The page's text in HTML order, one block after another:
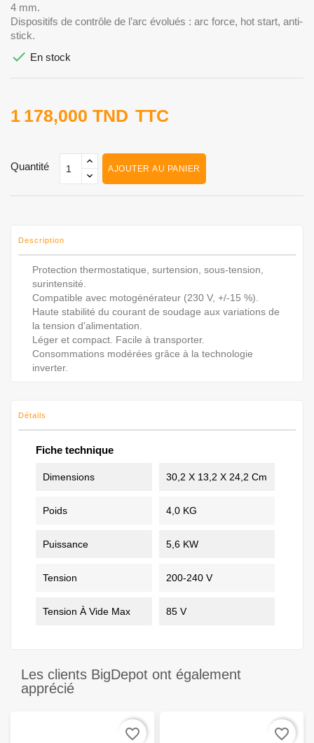
4 mm.
Dispositifs de contrôle de l’arc évolués : arc force, hot start, anti-
stick.
 En stock
1 178,000 TND TTC
Quantité AJOUTER AU PANIER
Description
Protection thermostatique, surtension, sous-tension,
surintensité.
Compatible avec motogénérateur (230 V, +/-15 %).
Haute stabilité du courant de soudage aux variations de
la tension d'alimentation.
Léger et compact. Facile à transporter.
Consommations modérées grâce à la technologie
inverter.
Détails
Fiche technique
Dimensions 30,2 X 13,2 X 24,2 Cm
Poids 4,0 KG
Puissance 5,6 KW
Tension 200-240 V
Tension À Vide Max 85 V
Les clients BigDepot ont également
apprécié
favorite_border favorite_border